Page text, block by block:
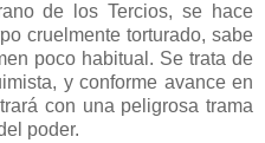
de los Tercios, se hace
cruelmente torturado, sabe
poco habitual. Se trata de
y conforme avance en
con una peligrosa trama
poder.